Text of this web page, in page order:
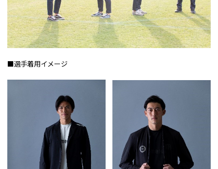
■選手着用イメージ